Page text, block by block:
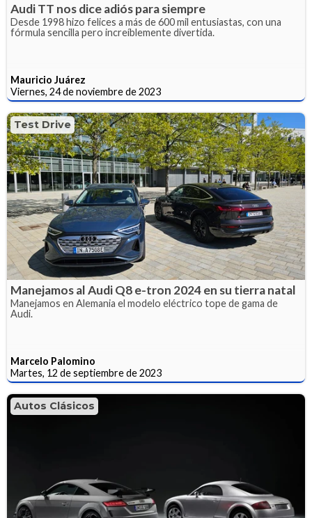
Audi TT nos dice adiós para siempre
Desde 1998 hizo felices a más de 600 mil entusiastas, con una
fórmula sencilla pero increíblemente divertida.
Mauricio Juárez
Viernes, 24 de noviembre de 2023
Test Drive
Manejamos al Audi Q8 e-tron 2024 en su tierra natal
Manejamos en Alemania el modelo eléctrico tope de gama de
Audi.
Marcelo Palomino
Martes, 12 de septiembre de 2023
Autos Clásicos